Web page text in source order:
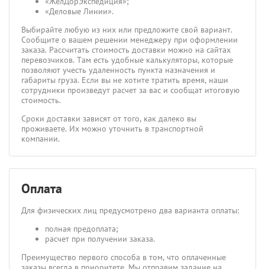
«Деловые Линии».
Выбирайте любую из них или предложите свой вариант.
Сообщите о вашем решении менеджеру при оформлении
заказа. Рассчитать стоимость доставки можно на сайтах
перевозчиков. Там есть удобные калькуляторы, которые
позволяют учесть удаленность пункта назначения и
габариты груза. Если вы не хотите тратить время, наши
сотрудники произведут расчет за вас и сообщат итоговую
стоимость.
Сроки доставки зависят от того, как далеко вы
проживаете. Их можно уточнить в транспортной
компании.
Оплата
Для физических лиц предусмотрено два варианта оплаты:
полная предоплата;
расчет при получении заказа.
Преимущество первого способа в том, что оплаченные